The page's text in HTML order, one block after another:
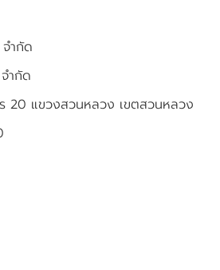
ำกัด
ำกัด
20 แขวงสวนหลวง เขตสวนหลวง